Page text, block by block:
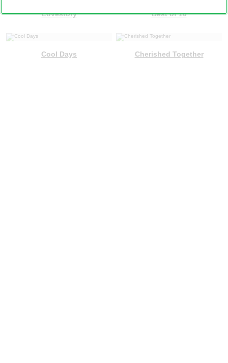
Lovestory Best of 10
Cool Days Cherished Together